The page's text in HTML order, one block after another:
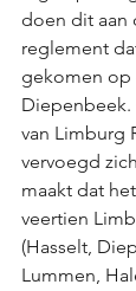
doen dit aan
reglement
gekomen op
van Limburg
vervoegd
maakt dat
veertien
(Hasselt,
Lummen,